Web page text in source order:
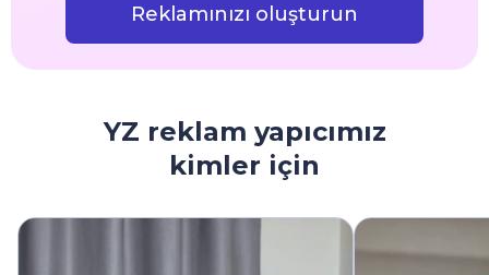
Reklamınızı oluşturun
YZ reklam yapıcımız
kimler için